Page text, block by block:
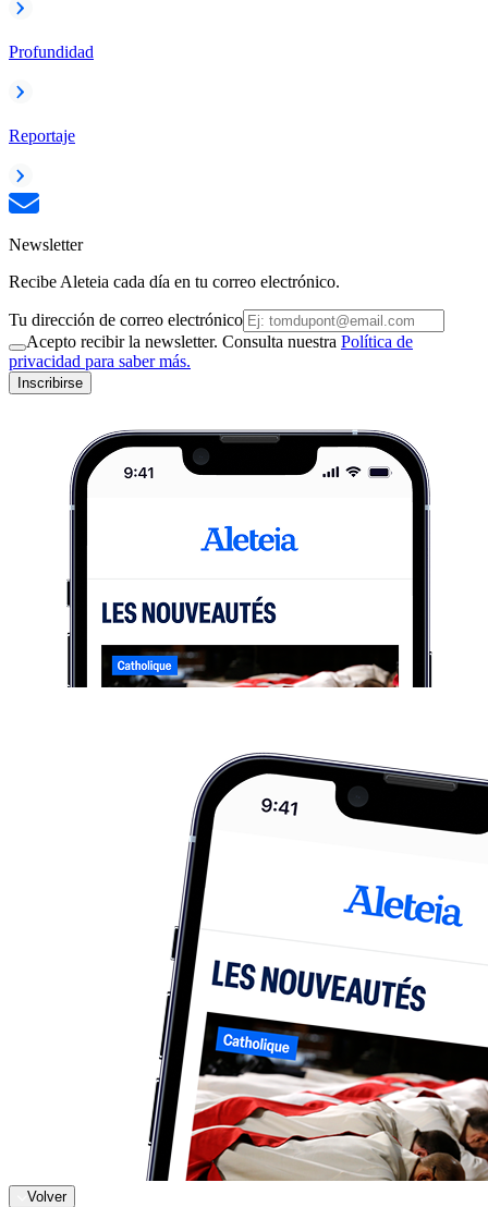
Profundidad
Reportaje
Newsletter
Recibe Aleteia cada día en tu correo electrónico.
Tu dirección de correo electrónico
Acepto recibir la newsletter. Consulta nuestra Política de
privacidad para saber más.
Inscribirse
Volver